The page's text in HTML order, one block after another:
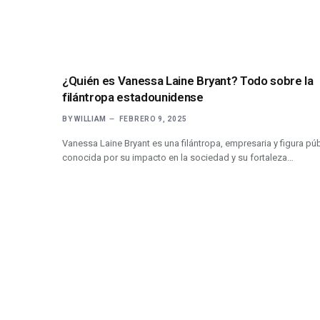
¿Quién es Vanessa Laine Bryant? Todo sobre la
filántropa estadounidense
BY WILLIAM FEBRERO 9, 2025
Vanessa Laine Bryant es una filántropa, empresaria y figura
conocida por su impacto en la sociedad y su fortaleza…